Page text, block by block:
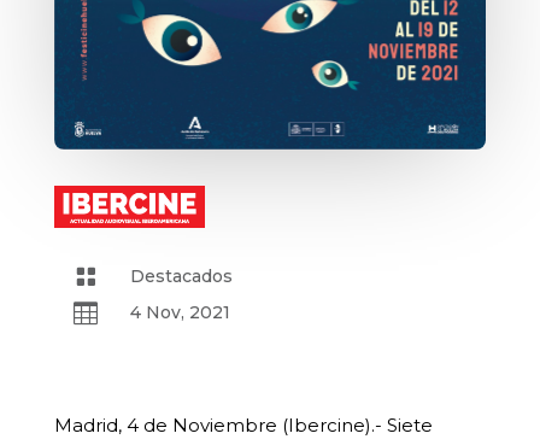
 Destacados
 4 Nov, 2021
Madrid, 4 de Noviembre (Ibercine).- Siete